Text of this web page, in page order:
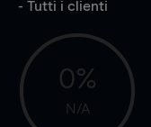
- Tutti i clienti
0%
N/A